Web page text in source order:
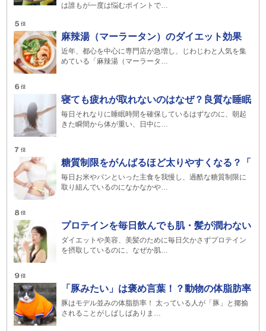
は誰もが一度は悩むポイントで…
麻辣湯（マーラータン）のダイエット効果
近年、都心を中心に専門店が急増し、じわじわと人気を集
めている「麻辣湯（マーラータ…
寝ても疲れが取れないのはなぜ？良質な睡眠
毎日それなりに睡眠時間を確保しているはずなのに、朝起
きた瞬間から体が重い、日中に…
糖質制限をがんばるほど太りやすくなる？「
毎日お米やパンといった主食を我慢し、過酷な糖質制限に
取り組んでいるのになかなかや…
プロテインを毎日飲んでも肌・髪が潤わない
ダイエットや美容、美髪のために毎日欠かさずプロテイン
を摂取しているのに、なぜか肌…
「豚みたい」は褒め言葉！？動物の体脂肪率
豚はモデル並みの体脂肪率！ 太っている人が「豚」と揶揄
されることがしばしばありま…